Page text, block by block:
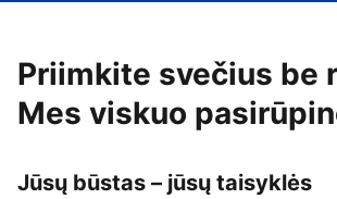
Priimkite svečius be
Mes viskuo
Jūsų būstas – jūsų taisyklės